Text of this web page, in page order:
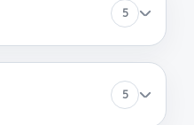
5
5